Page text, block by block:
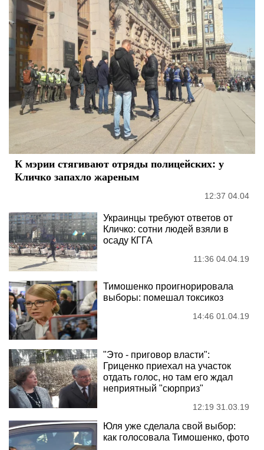
К мэрии стягивают отряды полицейских: у
Кличко запахло жареным
12:37 04.04
Украинцы требуют ответов от
Кличко: сотни людей взяли в
осаду КГГА
11:36 04.04.19
Тимошенко проигнорировала
выборы: помешал токсикоз
14:46 01.04.19
"Это - приговор власти":
Гриценко приехал на участок
отдать голос, но там его ждал
неприятный "сюрприз"
12:19 31.03.19
Юля уже сделала свой выбор:
как голосовала Тимошенко, фото